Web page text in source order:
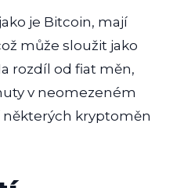
je Bitcoin, mají
může sloužit jako
rozdíl od fiat měn,
v neomezeném
kryptoměn